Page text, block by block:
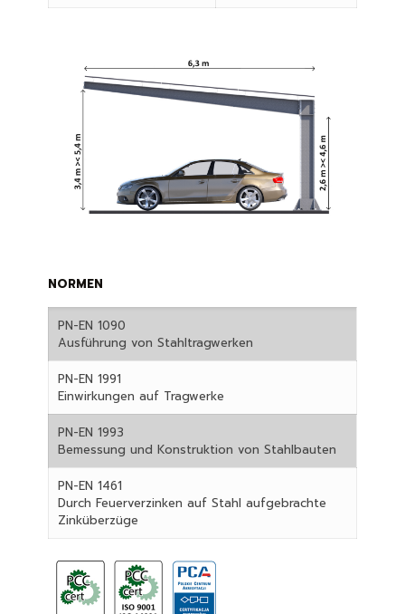
NORMEN
PN-EN 1090
Ausführung von Stahltragwerken
PN-EN 1991
Einwirkungen auf Tragwerke
PN-EN 1993
Bemessung und Konstruktion von Stahlbauten
PN-EN 1461
Durch Feuerverzinken auf Stahl aufgebrachte
Zinküberzüge